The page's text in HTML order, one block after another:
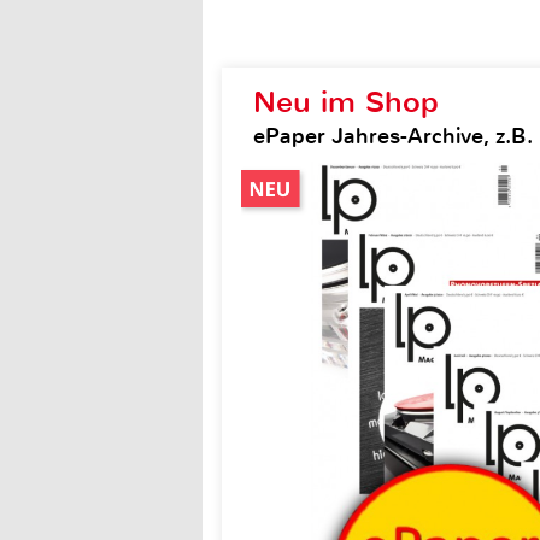
Neu im Shop
ePaper Jahres-Archive, z.B.